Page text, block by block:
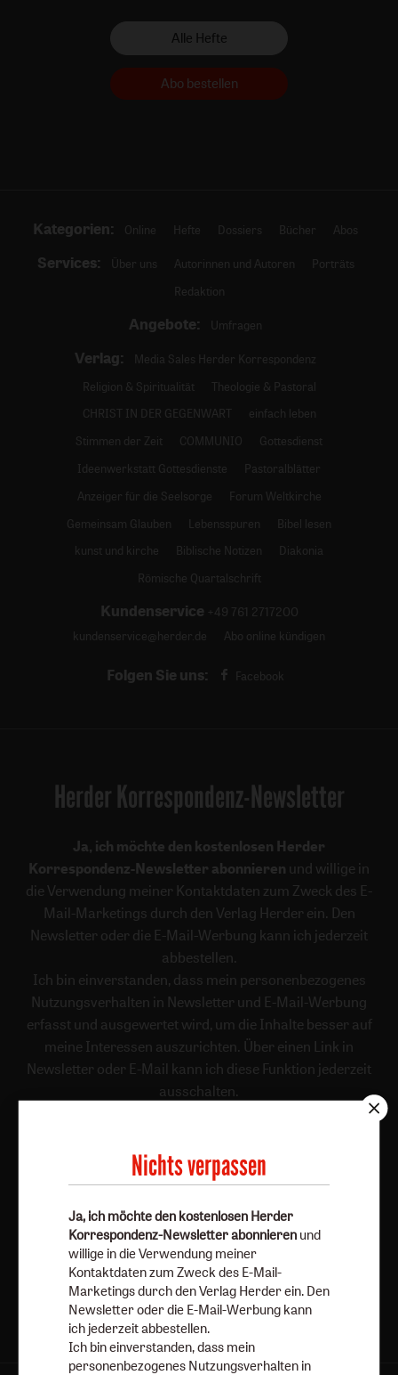
Alle Hefte
Abo bestellen
Kategorien: Online Hefte Dossiers Bücher Abos
Services: Über uns Autorinnen und Autoren
Porträts
Redaktion
Angebote: Umfragen
Verlag:
Media Sales Herder Korrespondenz
Religion & Spiritualität
Theologie & Pastoral
CHRIST IN DER GEGENWART
einfach leben
Stimmen der Zeit
COMMUNIO
Gottesdienst
Ideenwerkstatt Gottesdienste
Pastoralblätter
Anzeiger für die Seelsorge
Forum Weltkirche
Gemeinsam Glauben
Lebensspuren
Bibel lesen
kunst und kirche
Biblische Notizen
Diakonia
Römische Quartalschrift
Kundenservice +49 761 2717200
kundenservice@herder.de
Abo online kündigen
Folgen Sie uns: Facebook
Herder Korrespondenz-Newsletter
Ja, ich möchte den kostenlosen Herder
Korrespondenz-Newsletter abonnieren und willige in
die Verwendung meiner Kontaktdaten zum Zweck des E-
Mail-Marketings durch den Verlag Herder ein. Den
Newsletter oder die E-Mail-Werbung kann ich jederzeit
abbestellen.
Ich bin einverstanden, dass mein personenbezogenes
Nutzungsverhalten in Newsletter und E-Mail-Werbung
erfasst und ausgewertet wird, um die Inhalte besser auf
meine Interessen auszurichten. Über einen Link in
Newsletter oder E-Mail kann ich diese Funktion jederzeit
ausschalten.
Nichts verpassen
Ja, ich möchte den kostenlosen Herder
Korrespondenz-Newsletter abonnieren und
willige in die Verwendung meiner
Kontaktdaten zum Zweck des E-Mail-
Marketings durch den Verlag Herder ein. Den
Newsletter oder die E-Mail-Werbung kann
ich jederzeit abbestellen.
Ich bin einverstanden, dass mein
personenbezogenes Nutzungsverhalten in